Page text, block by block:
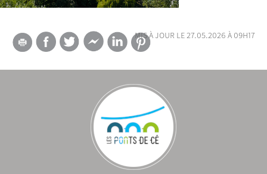
mis à jour le 27.05.2026 à 09h17